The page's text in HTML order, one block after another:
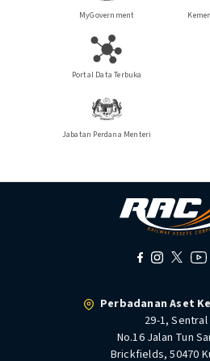
MyGovernment
Portal Data Terbuka
Jabatan Perdana Menteri
Perbadanan Aset
29-1, Sentral
No.16 Jalan Tun
Brickfields, 50470